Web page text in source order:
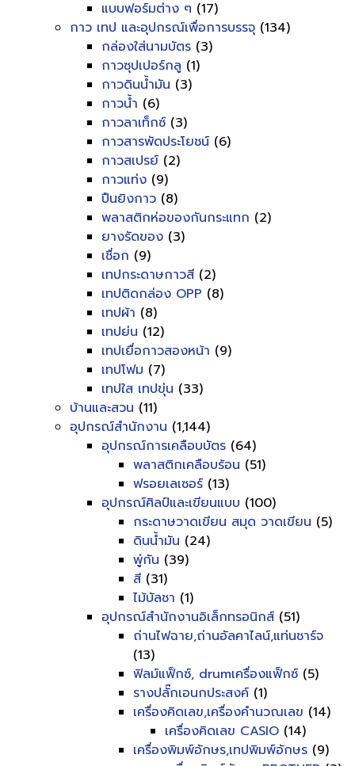
แบบฟอร์มต่าง ๆ (17)
กาว เทป และอุปกรณ์เพื่อการบรรจุ (134)
กล่องใส่นามบัตร (3)
กาวซุปเปอร์กลู (1)
กาวดินน้ำมัน (3)
กาวน้ำ (6)
กาวลาเท็กซ์ (3)
กาวสารพัดประโยชน์ (6)
กาวสเปรย์ (2)
กาวแท่ง (9)
ปืนยิงกาว (8)
พลาสติกห่อของกันกระแทก (2)
ยางรัดของ (3)
เชื่อก (9)
เทปกระดาษกาวสี (2)
เทปติดกล่อง OPP (8)
เทปผ้า (8)
เทปย่น (12)
เทปเยื่อกาวสองหน้า (9)
เทปโฟม (7)
เทปใส เทปขุ่น (33)
บ้านและสวน (11)
อุปกรณ์สำนักงาน (1,144)
อุปกรณ์การเคลือบบัตร (64)
พลาสติกเคลือบร้อน (51)
ฟรอยเลเซอร์ (13)
อุปกรณ์ศิลป์และเขียนแบบ (100)
กระดาษวาดเขียน สมุด วาดเขียน (5)
ดินน้ำมัน (24)
พู่กัน (39)
สี (31)
ไม้บัลชา (1)
อุปกรณ์สำนักงานอิเล็กทรอนิกส์ (51)
ถ่านไฟฉาย,ถ่านอัลคาไลน์,แท่นชาร์จ
(13)
ฟิลม์แฟ็กซ์, drumเครื่องแฟ็กซ์ (5)
รางปลั๊กเอนกประสงค์ (1)
เครื่องคิดเลข,เครื่องคำนวณเลข (14)
เครื่องคิดเลข CASIO (14)
เครื่องพิมพ์อักษร,เทปพิมพ์อักษร (9)